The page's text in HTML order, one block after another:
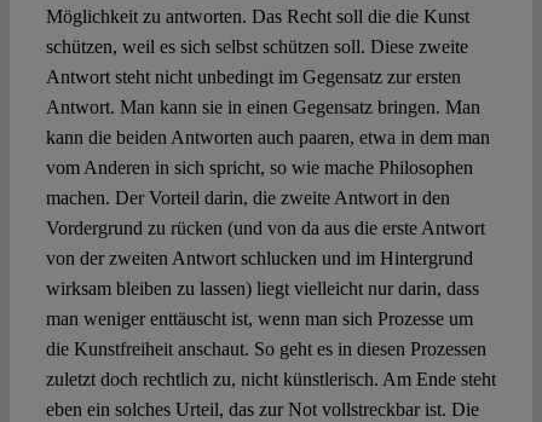
Möglichkeit zu antworten. Das Recht soll die die Kunst
schützen, weil es sich selbst schützen soll. Diese zweite
Antwort steht nicht unbedingt im Gegensatz zur ersten
Antwort. Man kann sie in einen Gegensatz bringen. Man
kann die beiden Antworten auch paaren, etwa in dem man
vom Anderen in sich spricht, so wie mache Philosophen
machen. Der Vorteil darin, die zweite Antwort in den
Vordergrund zu rücken (und von da aus die erste Antwort
von der zweiten Antwort schlucken und im Hintergrund
wirksam bleiben zu lassen) liegt vielleicht nur darin, dass
man weniger enttäuscht ist, wenn man sich Prozesse um
die Kunstfreiheit anschaut. So geht es in diesen Prozessen
zuletzt doch rechtlich zu, nicht künstlerisch. Am Ende steht
eben ein solches Urteil, das zur Not vollstreckbar ist. Die